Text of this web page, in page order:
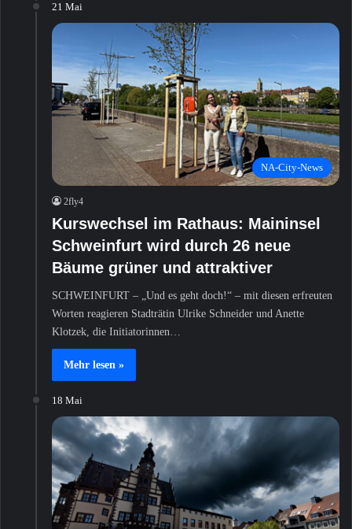
21 Mai
NA-City-News
2fly4
Kurswechsel im Rathaus: Maininsel
Schweinfurt wird durch 26 neue
Bäume grüner und attraktiver
SCHWEINFURT – „Und es geht doch!“ – mit diesen erfreuten
Worten reagieren Stadträtin Ulrike Schneider und Anette
Klotzek, die Initiatorinnen…
Mehr lesen »
18 Mai